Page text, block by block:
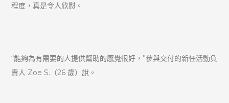
程度，真是令人欣慰。
“能夠為有需要的人提供幫助的感覺很好，”參與交付的新任活動負
責人 Zoe S.（26 歲）說。